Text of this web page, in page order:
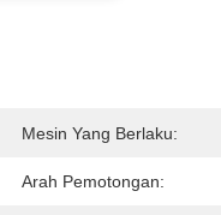
Mesin Yang Berlaku:
Arah Pemotongan: